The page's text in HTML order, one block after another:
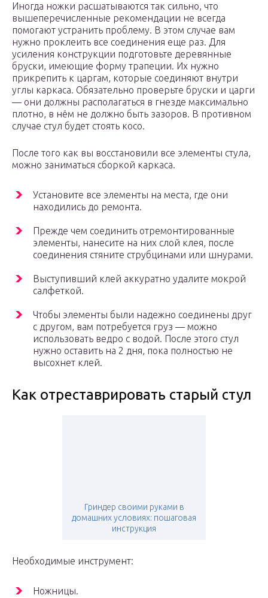
Иногда ножки расшатываются так сильно, что
вышеперечисленные рекомендации не всегда
помогают устранить проблему. В этом случае вам
нужно проклеить все соединения еще раз. Для
усиления конструкции подготовьте деревянные
бруски, имеющие форму трапеции. Их нужно
прикрепить к царгам, которые соединяют внутри
углы каркаса. Обязательно проверьте бруски и царги
— они должны располагаться в гнезде максимально
плотно, в нём не должно быть зазоров. В противном
случае стул будет стоять косо.
После того как вы восстановили все элементы стула,
можно заниматься сборкой каркаса.
Установите все элементы на места, где они
находились до ремонта.
Прежде чем соединить отремонтированные
элементы, нанесите на них слой клея, после
соединения стяните струбцинами или шнурами.
Выступивший клей аккуратно удалите мокрой
салфеткой.
Чтобы элементы были надежно соединены друг
с другом, вам потребуется груз — можно
использовать ведро с водой. После этого стул
нужно оставить на 2 дня, пока полностью не
высохнет клей.
Как отреставрировать старый стул
Гриндер своими руками в
домашних условиях: пошаговая
инструкция
Необходимые инструмент:
Ножницы.